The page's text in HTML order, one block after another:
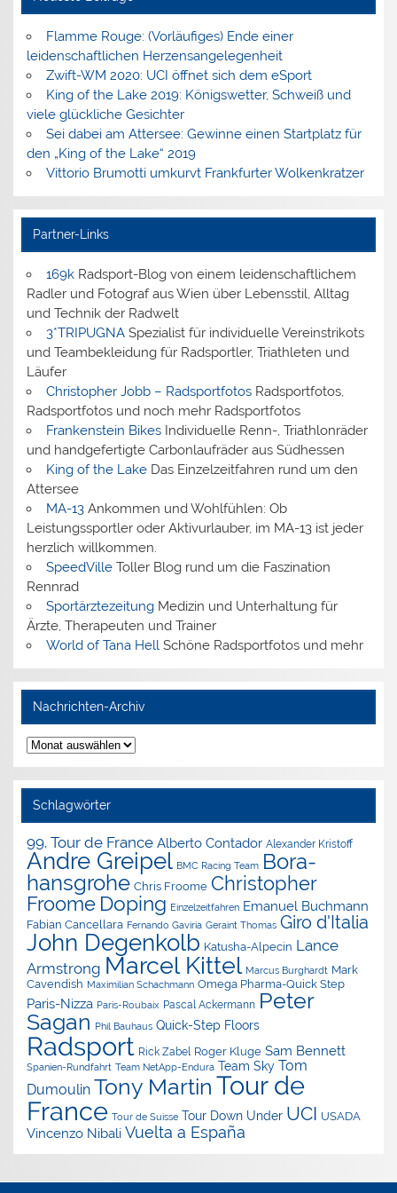
Flamme Rouge: (Vorläufiges) Ende einer
leidenschaftlichen Herzensangelegenheit
Zwift-WM 2020: UCI öffnet sich dem eSport
King of the Lake 2019: Königswetter, Schweiß und
viele glückliche Gesichter
Sei dabei am Attersee: Gewinne einen Startplatz für
den „King of the Lake“ 2019
Vittorio Brumotti umkurvt Frankfurter Wolkenkratzer
Partner-Links
169kRadsport-Blog von einem leidenschaftlichem
Radler und Fotograf aus Wien über Lebensstil, Alltag
und Technik der Radwelt
3*TRIPUGNASpezialist für individuelle Vereinstrikots
und Teambekleidung für Radsportler, Triathleten und
Läufer
Christopher Jobb – RadsportfotosRadsportfotos,
Radsportfotos und noch mehr Radsportfotos
Frankenstein BikesIndividuelle Renn-, Triathlonräder
und handgefertigte Carbonlaufräder aus Südhessen
King of the LakeDas Einzelzeitfahren rund um den
Attersee
MA-13Ankommen und Wohlfühlen: Ob
Leistungssportler oder Aktivurlauber, im MA-13 ist jeder
herzlich willkommen.
SpeedVilleToller Blog rund um die Faszination
Rennrad
SportärztezeitungMedizin und Unterhaltung für
Ärzte, Therapeuten und Trainer
World of Tana HellSchöne Radsportfotos und mehr
Nachrichten-Archiv
Nachrichten-
Archiv
Schlagwörter
99. Tour de France Alberto Contador Alexander Kristoff
Andre Greipel BMC Racing Team Bora-
hansgrohe Chris Froome Christopher
Froome Doping Einzelzeitfahren Emanuel Buchmann
Fabian Cancellara Fernando Gaviria Geraint Thomas Giro d'Italia
John Degenkolb Katusha-Alpecin Lance
Armstrong Marcel Kittel Marcus Burghardt Mark
Cavendish Maximilian Schachmann Omega Pharma-Quick Step
Paris-Nizza Paris-Roubaix Pascal Ackermann Peter
Sagan Phil Bauhaus Quick-Step Floors
Radsport Rick Zabel Roger Kluge Sam Bennett
Spanien-Rundfahrt Team NetApp-Endura Team Sky Tom
Dumoulin Tony Martin Tour de
France Tour de Suisse Tour Down Under UCI USADA
Vincenzo Nibali Vuelta a España